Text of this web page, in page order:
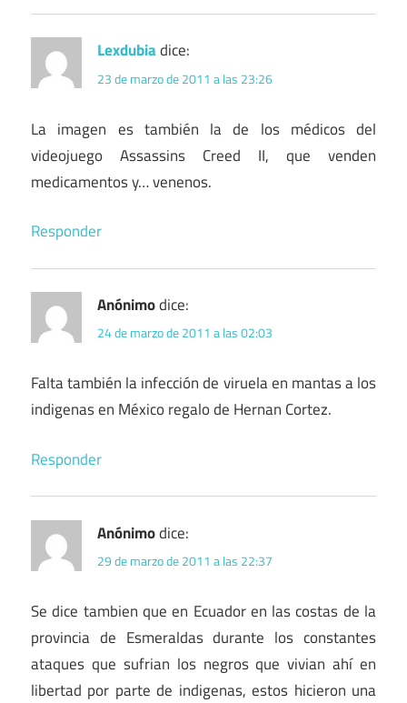
Lexdubiadice:
23 de marzo de 2011 a las 23:26
La imagen es también la de los médicos del
videojuego Assassins Creed II, que venden
medicamentos y… venenos.
Responder
Anónimodice:
24 de marzo de 2011 a las 02:03
Falta también la infección de viruela en mantas a los
indigenas en México regalo de Hernan Cortez.
Responder
Anónimodice:
29 de marzo de 2011 a las 22:37
Se dice tambien que en Ecuador en las costas de la
provincia de Esmeraldas durante los constantes
ataques que sufrian los negros que vivian ahí en
libertad por parte de indigenas, estos hicieron una